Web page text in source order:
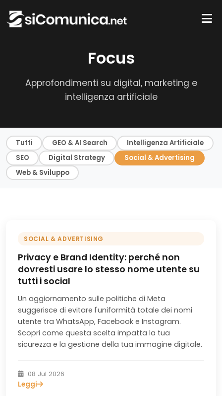
Focus
Approfondimenti su digital, marketing e
intelligenza artificiale
Tutti GEO & AI Search
Intelligenza Artificiale
SEO
Digital Strategy
Social & Advertising
Web & Sviluppo
SOCIAL & ADVERTISING
Privacy e Brand Identity: perché non
dovresti usare lo stesso nome utente su
tutti i social
Un aggiornamento sulle politiche di Meta
suggerisce di evitare l'uniformità totale dei nomi
utente tra WhatsApp, Facebook e Instagram.
Scopri come questa scelta impatta la tua
sicurezza e la gestione della tua immagine digitale.
08 Jul 2026
Leggi